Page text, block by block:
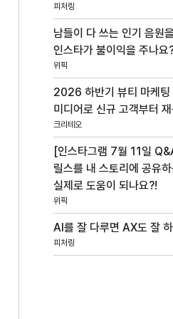
피처링
남들이 다 쓰는 인기 음원
인스타가 불이익을 주나요
위픽
2026 하반기 뷰티 마케팅
미디어로 신규 고객부터 재
크리테오
[인스타그램 7월 11일
릴스를 내 스토리에 공유
실제로 도움이 되나요?!
위픽
AI를 잘 다루면 AX도 잘
피처링